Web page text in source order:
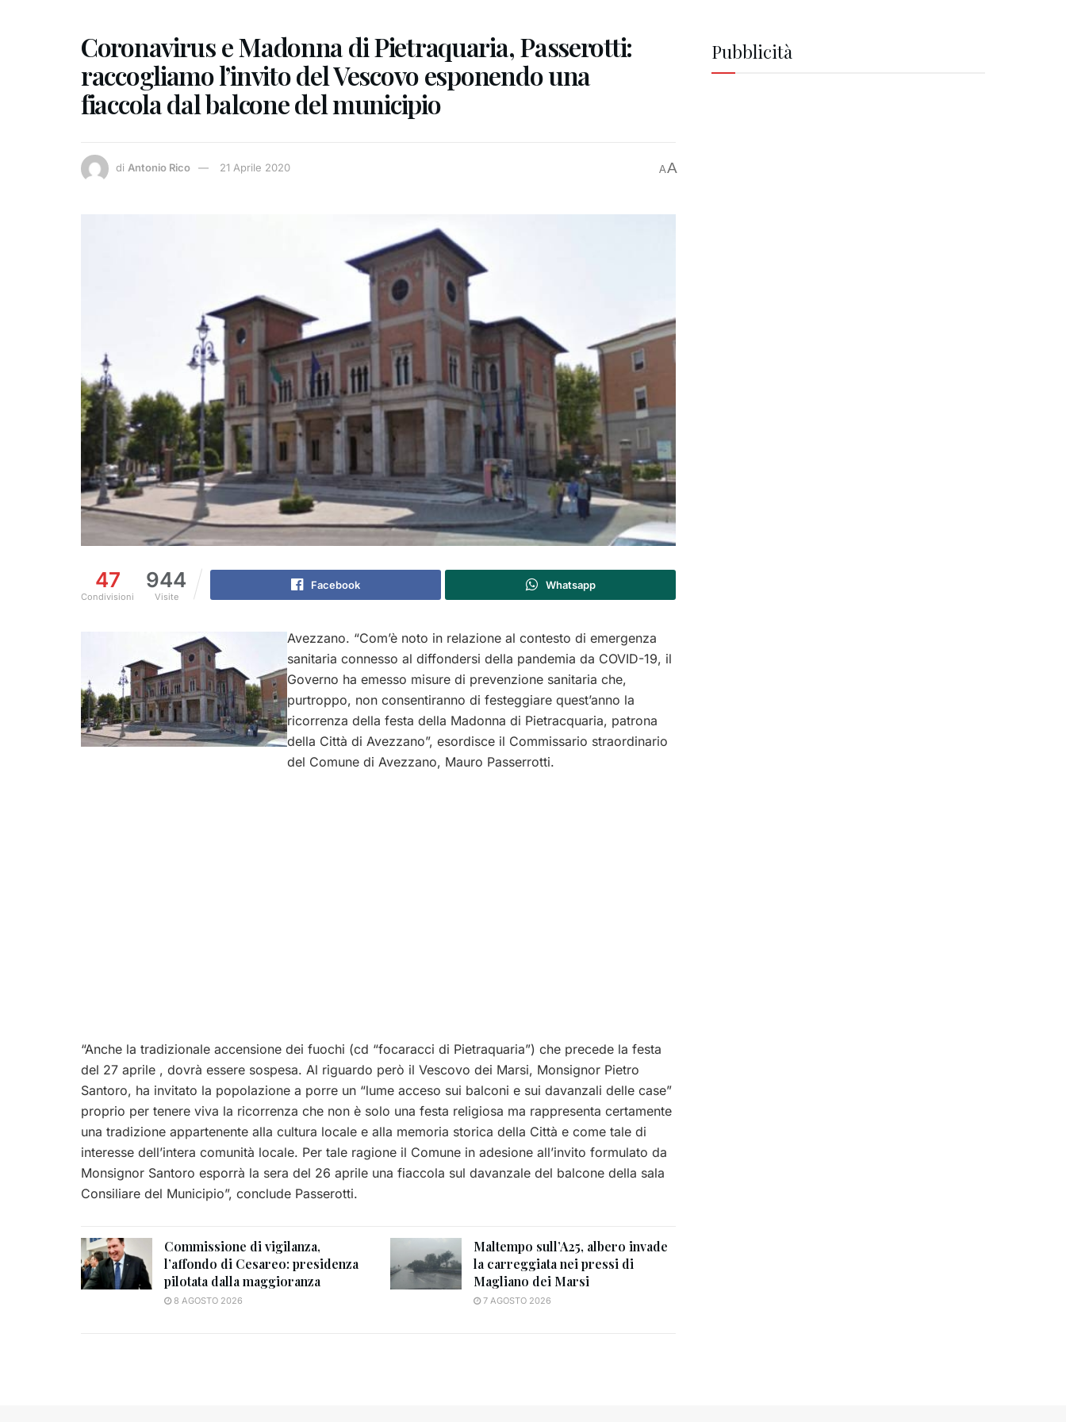
Coronavirus e Madonna di Pietraquaria, Passerotti:
raccogliamo l’invito del Vescovo esponendo una
fiaccola dal balcone del municipio
di Antonio Rico 21 Aprile 2020 AA
47
Condivisioni
944
Visite
Facebook Whatsapp
Avezzano. “Com’è noto in relazione al contesto di emergenza
sanitaria connesso al diffondersi della pandemia da COVID-19, il
Governo ha emesso misure di prevenzione sanitaria che,
purtroppo, non consentiranno di festeggiare quest’anno la
ricorrenza della festa della Madonna di Pietracquaria, patrona
della Città di Avezzano”, esordisce il Commissario straordinario
del Comune di Avezzano, Mauro Passerrotti.
“Anche la tradizionale accensione dei fuochi (cd “focaracci di Pietraquaria”) che precede la festa
del 27 aprile , dovrà essere sospesa. Al riguardo però il Vescovo dei Marsi, Monsignor Pietro
Santoro, ha invitato la popolazione a porre un “lume acceso sui balconi e sui davanzali delle case”
proprio per tenere viva la ricorrenza che non è solo una festa religiosa ma rappresenta certamente
una tradizione appartenente alla cultura locale e alla memoria storica della Città e come tale di
interesse dell’intera comunità locale. Per tale ragione il Comune in adesione all’invito formulato da
Monsignor Santoro esporrà la sera del 26 aprile una fiaccola sul davanzale del balcone della sala
Consiliare del Municipio”, conclude Passerotti.
Commissione di vigilanza,
l’affondo di Cesareo: presidenza
pilotata dalla maggioranza
8 AGOSTO 2026
Maltempo sull’A25, albero invade
la carreggiata nei pressi di
Magliano dei Marsi
7 AGOSTO 2026
Pubblicità